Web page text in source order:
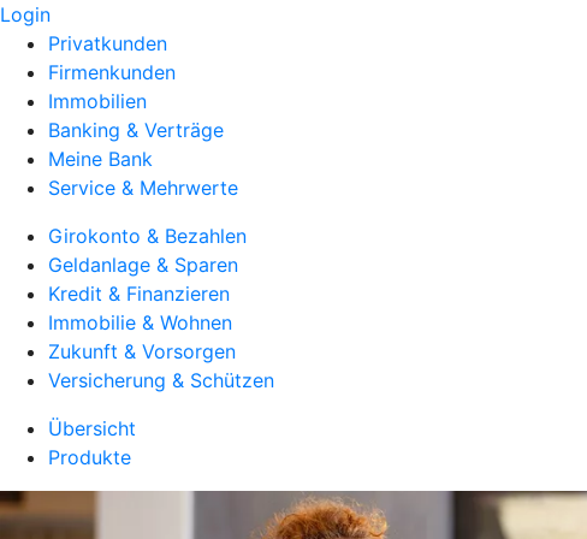
Login
Privatkunden
Firmenkunden
Immobilien
Banking & Verträge
Meine Bank
Service & Mehrwerte
Girokonto & Bezahlen
Geldanlage & Sparen
Kredit & Finanzieren
Immobilie & Wohnen
Zukunft & Vorsorgen
Versicherung & Schützen
Übersicht
Produkte